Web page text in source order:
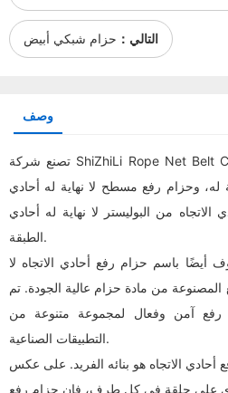
التالي： حزام شبكي أبيض
وصف
تصنع شركة ShiZhiLi Rope Net Belt Co.Ltd حزام رفع أحادي الاتجاه،
له، وحزام رفع مسطح لا نهاية له أحادي
من البوليستر لا نهاية له أحادي
الطبقة.
أيضًا باسم حزام رفع أحادي الاتجاه لا
المصنوعة من مادة حزام عالية الجودة. تم
رفع آمن وفعال لمجموعة متنوعة من
التطبيقات الصناعية.
أحادي الاتجاه هو بنائه الفريد. على عكس
على حلقة في كل طرف، فإن حزام رفع